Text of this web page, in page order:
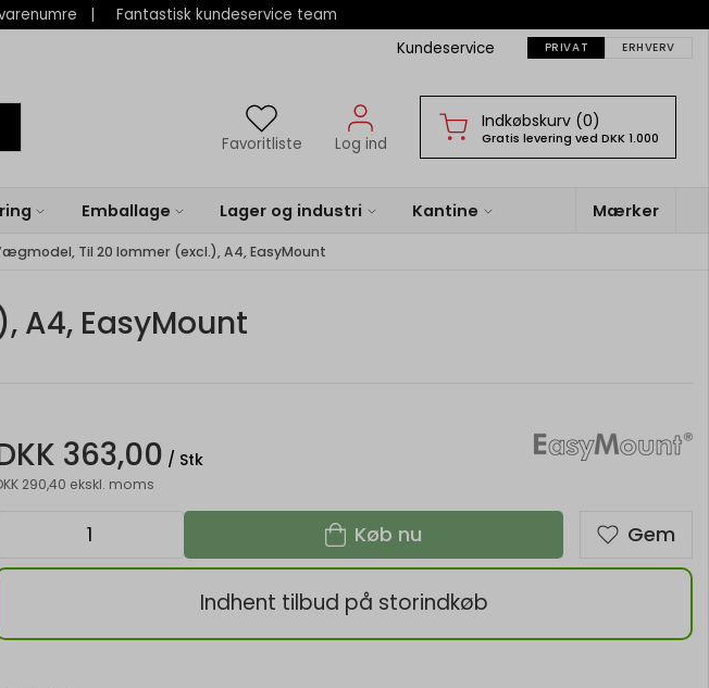
| Fantastisk kundeservice team
Kundeservice PRIVAT ERHVERV
Favoritliste
Log ind
Indkøbskurv (0)
Gratis levering ved DKK 1.000
Emballage Lager og industri Kantine Mærker
Til 20 lommer (excl.), A4, EasyMount
A4, EasyMount
363,00 / Stk
290,40 ekskl. moms
Køb nu Gem
Indhent tilbud på storindkøb